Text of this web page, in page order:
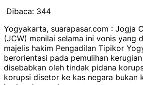
Dibaca: 344
Yogyakarta, suarapasar.com : Jogja
(JCW) menilai selama ini vonis yang
majelis hakim Pengadilan Tipikor
berorientasi pada pemulihan
disebabkan oleh tindak pidana
korupsi disetor ke kas negara bukan